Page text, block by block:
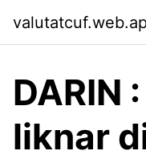
DARIN
liknar